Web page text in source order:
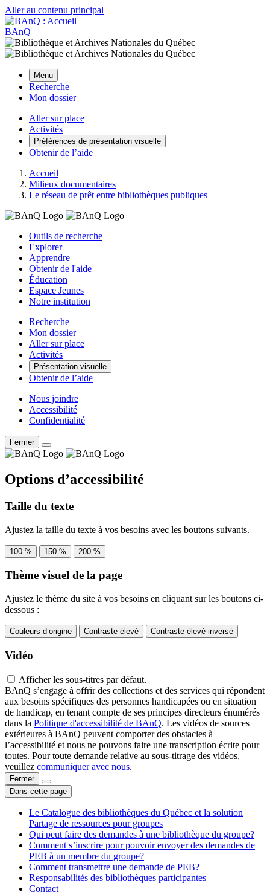
Aller au contenu principal
BAnQ
Menu
Recherche
Mon dossier
Aller sur place
Activités
Préférences de présentation visuelle
Obtenir de l’aide
Accueil
Milieux documentaires
Le réseau de prêt entre bibliothèques publiques
Outils de recherche
Explorer
Apprendre
Obtenir de l'aide
Éducation
Espace Jeunes
Notre institution
Recherche
Mon dossier
Aller sur place
Activités
Présentation visuelle
Obtenir de l’aide
Nous joindre
Accessibilité
Confidentialité
Fermer
Options d’accessibilité
Taille du texte
Ajustez la taille du texte à vos besoins avec les boutons suivants.
100 % 150 % 200 %
Thème visuel de la page
Ajustez le thème du site à vos besoins en cliquant sur les boutons ci-
dessous :
Couleurs d’origine Contraste élevé Contraste élevé inversé
Vidéo
Afficher les sous-titres par défaut.
BAnQ s’engage à offrir des collections et des services qui répondent
aux besoins spécifiques des personnes handicapées ou en situation
de handicap, en tenant compte de ses principes directeurs énumérés
dans la Politique d'accessibilité de BAnQ. Les vidéos de sources
extérieures à BAnQ peuvent comporter des obstacles à
l’accessibilité et nous ne pouvons faire une transcription écrite pour
toutes. Pour toute demande relative au sous-titrage des vidéos,
veuillez communiquer avec nous.
Fermer
Dans cette page
Le Catalogue des bibliothèques du Québec et la solution
Partage de ressources pour groupes
Qui peut faire des demandes à une bibliothèque du groupe?
Comment s’inscrire pour pouvoir envoyer des demandes de
PEB à un membre du groupe?
Comment transmettre une demande de PEB?
Responsabilités des bibliothèques participantes
Contact